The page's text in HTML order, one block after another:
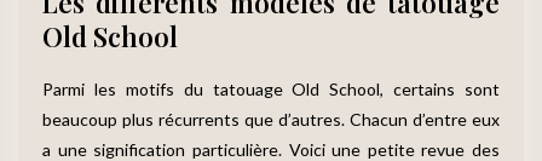
Old School
Parmi les motifs du tatouage Old School, certains sont
beaucoup plus récurrents que d’autres. Chacun d’entre eux
a une signification particulière. Voici une petite revue des